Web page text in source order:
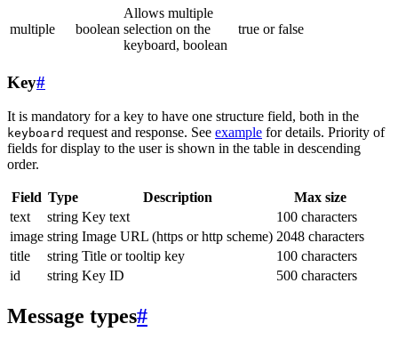
multiple boolean
Allows multiple
selection on the
keyboard, boolean
true or false
Key#
It is mandatory for a key to have one structure field, both in the
keyboard request and response. See example for details. Priority of
fields for display to the user is shown in the table in descending
order.
Field Type Description
Max size
text
string Key text
100 characters
image string Image URL (https or http scheme) 2048 characters
title
string Title or tooltip key
100 characters
id
string Key ID 500 characters
Message types#